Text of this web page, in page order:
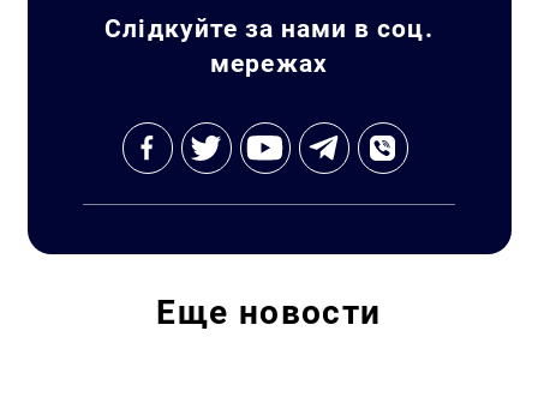
Искать:
Слідкуйте за нами в соц.
мережах
Еще новости